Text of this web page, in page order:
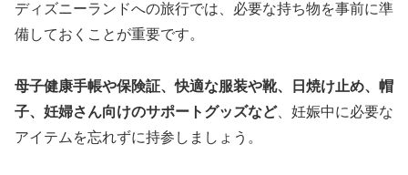
ディズニーランドへの旅行では、必要な持ち物を事前に準
備しておくことが重要です。
母子健康手帳や保険証、快適な服装や靴、日焼け止め、帽
子、妊婦さん向けのサポートグッズなど、妊娠中に必要な
アイテムを忘れずに持参しましょう。